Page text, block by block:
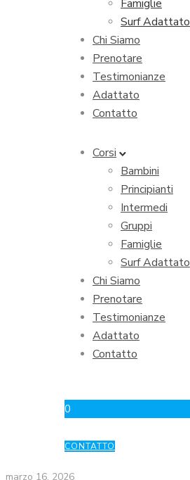
Famiglie
Surf Adattato
Chi Siamo
Prenotare
Testimonianze
Adattato
Contatto
Corsi
Bambini
Principianti
Intermedi
Gruppi
Famiglie
Surf Adattato
Chi Siamo
Prenotare
Testimonianze
Adattato
Contatto
0
CONTATTO
marzo 16, 2026